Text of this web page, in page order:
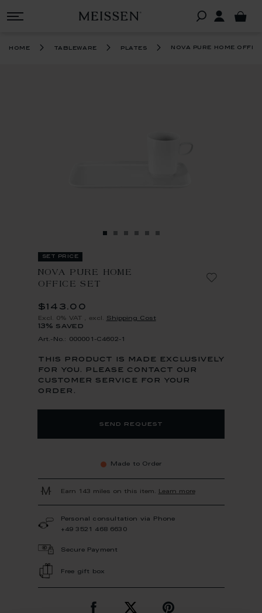
home tableware plates nova pure home
set price
NOVA PURE HOME
OFFICE SET
$143.00
Excl. 0% VAT excl. Shipping Cost
13% saved
Art.-No.: 000001-C4602-1
this product is made exclusively
for you. please contact our
customer service for your
order.
send request
Made to Order
Earn 143 miles on this item. Learn more
Personal consultation via Phone
+49 3521 468 6630
Secure Payment
Free gift box